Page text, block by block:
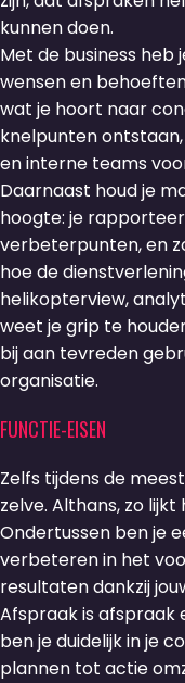
kunnen doen.
Met de business
wensen en
wat je hoort naar
knelpunten
en interne teams
Daarnaast houd je
hoogte: je
verbeterpunten, en
hoe de
helikopterview,
weet je grip te
bij aan tevreden
organisatie.
FUNCTIE-EISEN
Zelfs tijdens de
zelve. Althans, zo
Ondertussen ben je
verbeteren in het
resultaten dankzij
Afspraak is afspraak
ben je duidelijk in je
plannen tot actie